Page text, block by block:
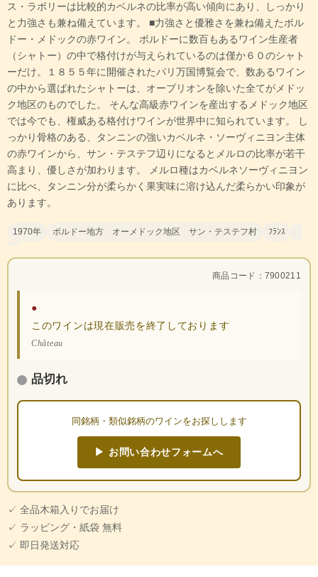
ス・ラボリーは比較的カベルネの比率が高い傾向にあり、しっかり
と力強さも兼ね備えています。 ■力強さと優雅さを兼ね備えたボル
ドー・メドックの赤ワイン。 ボルドーに数百もあるワイン生産者
（シャトー）の中で格付けが与えられているのは僅か６０のシャト
ーだけ。１８５５年に開催されたパリ万国博覧会で、数あるワイン
の中から選ばれたシャトーは、オーブリオンを除いた全てがメドッ
ク地区のものでした。 そんな高級赤ワインを産出するメドック地区
では今でも、権威ある格付けワインが世界中に知られています。 し
っかり骨格のある、タンニンの強いカベルネ・ソーヴィニヨン主体
の赤ワインから、サン・テステフ辺りになるとメルロの比率が若干
高まり、優しさが加わります。 メルロ種はカベルネソーヴィニヨン
に比べ、タンニン分が柔らかく果実味に溶け込んだ柔らかい印象が
あります。
1970年 ボルドー地方 オーメドック地区 サン・テステフ村 ﾌﾗﾝｽ
商品コード：7900211
●
このワインは現在販売を終了しております
Château
品切れ
同銘柄・類似銘柄のワインをお探しします
▶ お問い合わせフォームへ
✓ 全品木箱入りでお届け
✓ ラッピング・紙袋 無料
✓ 即日発送対応